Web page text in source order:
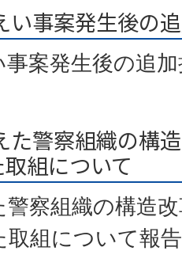
い事案発生後の
案発生後の追
た警察組織の構
組について
察組織の構造
取組について報